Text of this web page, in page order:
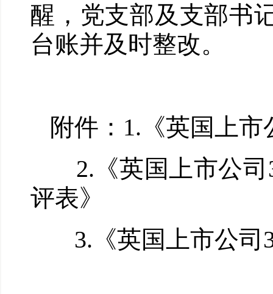
醒，党支部及支部书
台账并及时整改。
附件：1.《英国上
2.《英国上市公司
评表》
3.《英国上市公司